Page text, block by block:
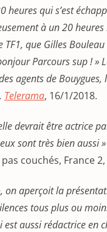
heures qui s’est
à un 20
TF1, que Gilles
Parcours sup ! »
agents de Bouygues,
Telerama, 16/1/2018.
devrait être actrice
sont très bien aussi »
pas couchés, France
on aperçoit la
tous plus ou
est aussi rédactrice en